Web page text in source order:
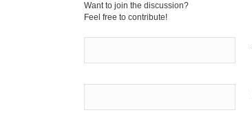
Want to join the discussion?
Feel free to contribute!